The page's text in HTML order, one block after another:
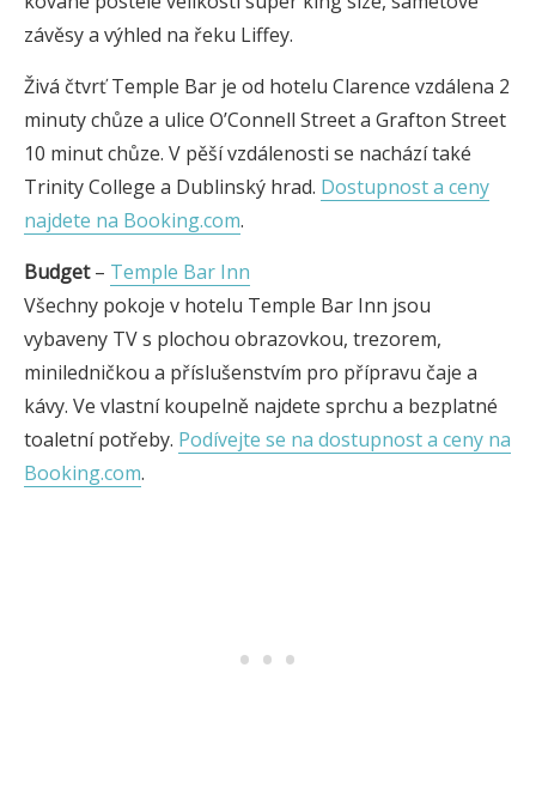
závěsy a výhled na řeku Liffey.
Živá čtvrť Temple Bar je od hotelu Clarence vzdálena 2
minuty chůze a ulice O’Connell Street a Grafton Street
10 minut chůze. V pěší vzdálenosti se nachází také
Trinity College a Dublinský hrad. Dostupnost a ceny
najdete na Booking.com.
Budget– Temple Bar Inn
Všechny pokoje v hotelu Temple Bar Inn jsou
vybaveny TV s plochou obrazovkou, trezorem,
miniledničkou a příslušenstvím pro přípravu čaje a
kávy. Ve vlastní koupelně najdete sprchu a bezplatné
toaletní potřeby. Podívejte se na dostupnost a ceny na
Booking.com.